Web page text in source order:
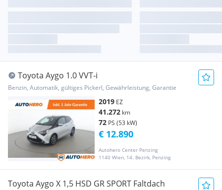
Toyota Aygo 1.0 VVT-i
Benzin, Automatik, gültiges Pickerl, Gewährleistung, Garantie
2019 EZ
41.272 km
72 PS (53 kW)
Autohero Center Penzing
1140 Wien, 14. Bezirk, Penzing
€ 12.890
Toyota Aygo X 1,5 HSD GR SPORT Faltdach